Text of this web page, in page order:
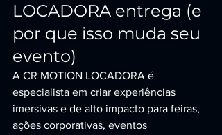
LOCADORA entrega (e
por que isso muda seu
evento)
A CR MOTION LOCADORA é
especialista em criar experiências
imersivas e de alto impacto para feiras,
ações corporativas, eventos